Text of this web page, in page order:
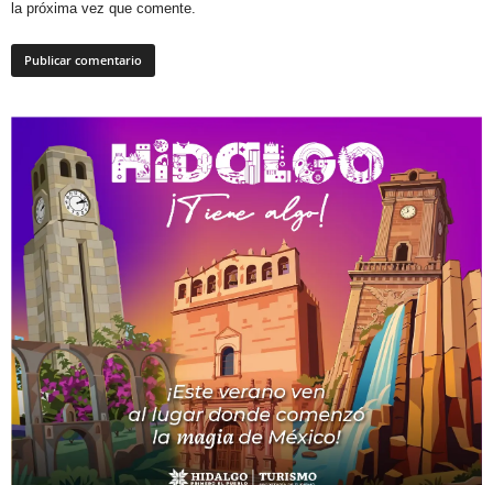
la próxima vez que comente.